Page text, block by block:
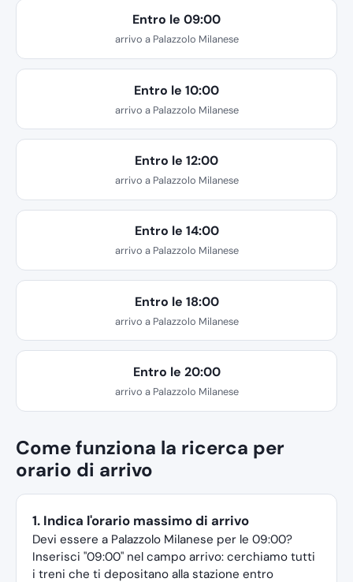
Entro le 09:00
arrivo a Palazzolo Milanese
Entro le 10:00
arrivo a Palazzolo Milanese
Entro le 12:00
arrivo a Palazzolo Milanese
Entro le 14:00
arrivo a Palazzolo Milanese
Entro le 18:00
arrivo a Palazzolo Milanese
Entro le 20:00
arrivo a Palazzolo Milanese
Come funziona la ricerca per
orario di arrivo
1. Indica l'orario massimo di arrivo
Devi essere a Palazzolo Milanese per le 09:00?
Inserisci "09:00" nel campo arrivo: cerchiamo tutti
i treni che ti depositano alla stazione entro